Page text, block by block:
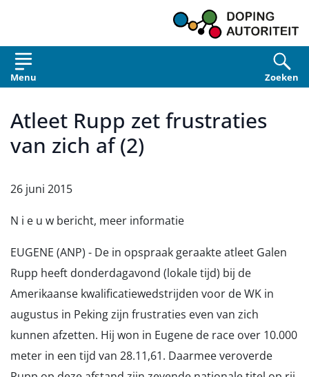
Menu Zoeken
Atleet Rupp zet frustraties
van zich af (2)
26 juni 2015
N i e u w bericht, meer informatie
EUGENE (ANP) - De in opspraak geraakte atleet Galen
Rupp heeft donderdagavond (lokale tijd) bij de
Amerikaanse kwalificatiewedstrijden voor de WK in
augustus in Peking zijn frustraties even van zich
kunnen afzetten. Hij won in Eugene de race over 10.000
meter in een tijd van 28.11,61. Daarmee veroverde